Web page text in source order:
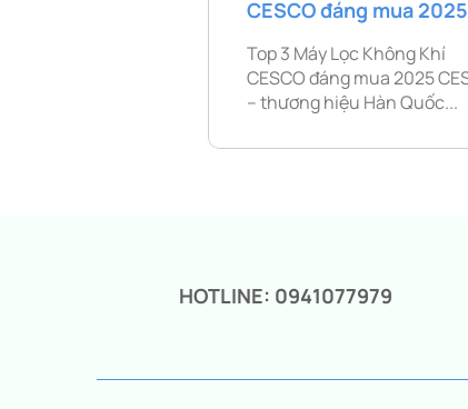
CESCO đáng mua 2025
Top 3 Máy Lọc Không Khí
CESCO đáng mua 2025
– thương hiệu Hàn Quốc...
HOTLINE: 0941077979